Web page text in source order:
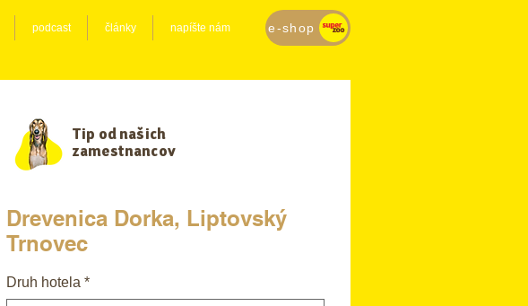
podcast články napíšte nám e-shop
Drevenica Dorka, Liptovský
Trnovec
Druh hotela *
Tip od našich
zamestnancov